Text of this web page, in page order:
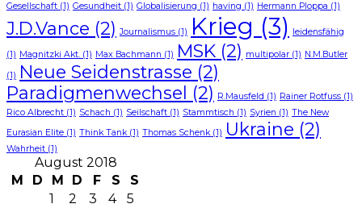
Gesellschaft (1) Gesundheit (1) Globalisierung (1) having (1) Hermann Ploppa (1)
J.D.Vance (2) Journalismus (1) Krieg (3) leidensfähig
(1) Magnitzki Akt. (1) Max Bachmann (1) MSK (2) multipolar (1) N.M.Butler
(1) Neue Seidenstrasse (2)
Paradigmenwechsel (2) R.Mausfeld (1) Rainer Rotfuss (1)
Rico Albrecht (1) Schach (1) Seilschaft (1) Stammtisch (1) Syrien (1) The New
Eurasian Elite (1) Think Tank(1) Thomas Schenk(1) Ukraine (2)
Wahrheit (1)
August 2018
M
D M D F S S
1 2 3 4
5